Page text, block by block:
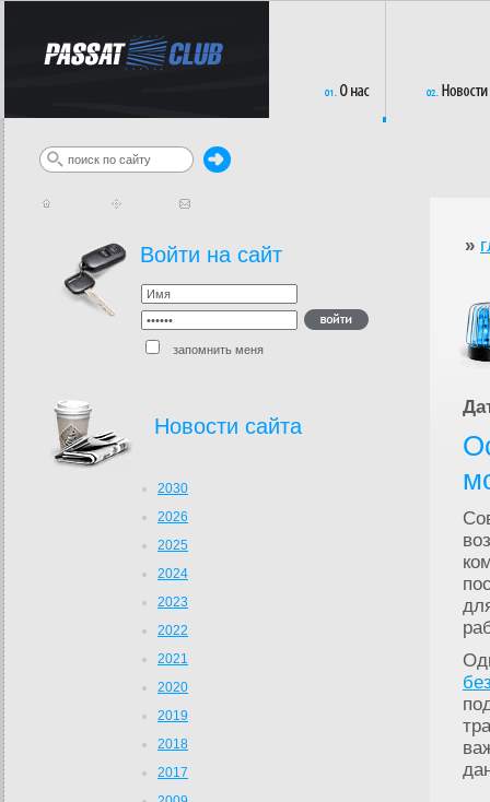
Войти на сайт
запомнить меня
Новости сайта
2030
2026
2025
2024
2023
2022
2021
2020
2019
2018
2017
»